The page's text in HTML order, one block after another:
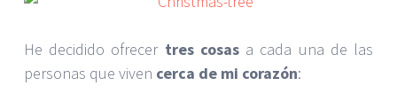
He decidido ofrecer tres cosasa cada una de las
personas que viven cerca de mi corazón: